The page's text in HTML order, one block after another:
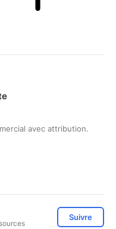
avec attribution.
Suivre